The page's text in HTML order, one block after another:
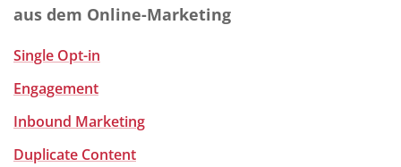
aus dem Online-Marketing
Single Opt-in
Engagement
Inbound Marketing
Duplicate Content